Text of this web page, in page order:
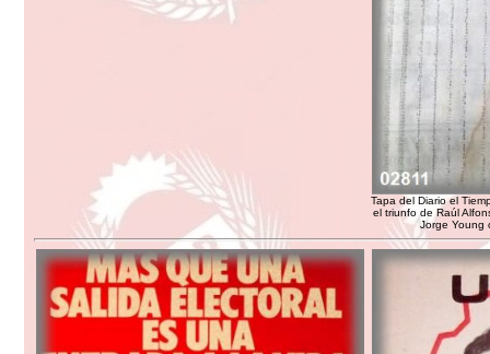
Tapa del Diario el
el triunfo de Raúl
Jorge Young